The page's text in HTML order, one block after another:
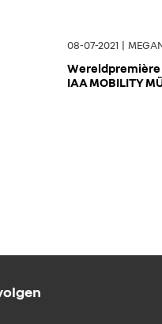
08-07-2021 |
Wereldpremière
IAA MOBILITY